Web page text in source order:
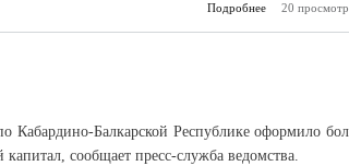
Подробнее
о В
20
Кабардино-Балкарской Республике оформило
сообщает пресс-служба ведомства.